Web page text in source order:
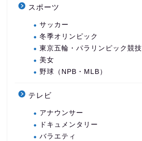
スポーツ
サッカー
冬季オリンピック
東京五輪・パラリンピック競技
美女
野球（NPB・MLB）
テレビ
アナウンサー
ドキュメンタリー
バラエティ